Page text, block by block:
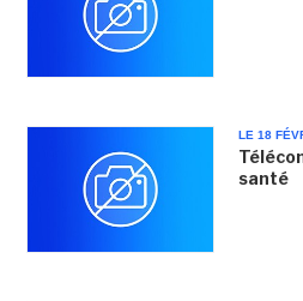
LE 18
santé